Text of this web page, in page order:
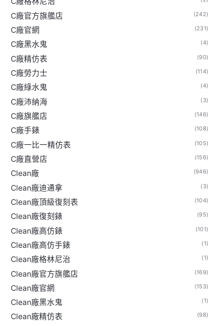
C廠官方旗艦店 (242)
C廠官網 (231)
C廠黑水鬼 (4)
C廠精仿表 (90)
C廠勞力士 (114)
C廠綠水鬼 (4)
C廠沛納海 (3)
C廠旗艦店 (146)
C廠手錶 (108)
C廠一比一精仿表 (105)
C廠直營店 (156)
Clean廠 (946)
Clean廠迪通拿 (3)
Clean廠頂級復刻表 (104)
Clean廠復刻錶 (95)
Clean廠高仿錶 (101)
Clean廠高仿手錶 (1)
Clean廠格林尼治 (1)
Clean廠官方旗艦店 (169)
Clean廠官網 (153)
Clean廠黑水鬼 (1)
Clean廠精仿表 (98)